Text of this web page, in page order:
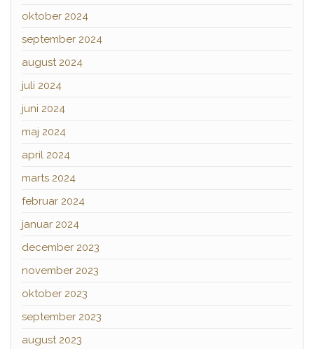
oktober 2024
september 2024
august 2024
juli 2024
juni 2024
maj 2024
april 2024
marts 2024
februar 2024
januar 2024
december 2023
november 2023
oktober 2023
september 2023
august 2023